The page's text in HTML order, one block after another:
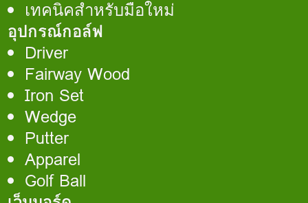
เทคนิคสำหรับมือใหม่
อุปกรณ์กอล์ฟ
Driver
Fairway Wood
Iron Set
Wedge
Putter
Apparel
Golf Ball